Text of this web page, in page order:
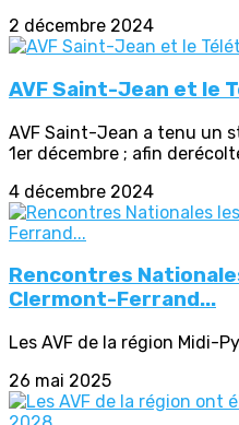
2 décembre 2024
AVF Saint-Jean et le
AVF Saint-Jean a tenu un
1er décembre ; afin
4 décembre 2024
Rencontres
Clermont-Ferrand...
Les AVF de la région Midi-
26 mai 2025